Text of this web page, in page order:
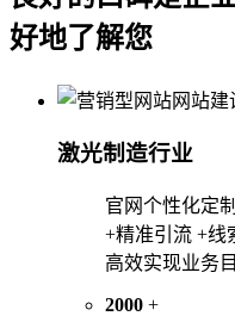
好地了解您
激光制造行业
官网个性化定
+精准引流 +线
高效实现业务目
2000 +